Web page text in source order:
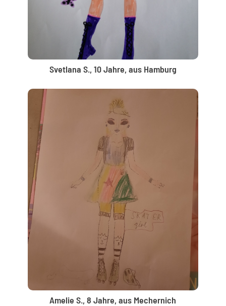
Svetlana S., 10 Jahre, aus Hamburg
Amelie S., 8 Jahre, aus Mechernich